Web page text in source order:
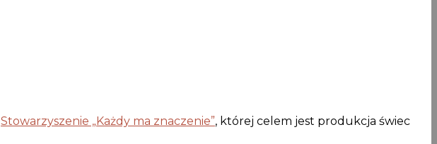
Stowarzyszenie „Każdy ma znaczenie”, której celem jest produkcja świec